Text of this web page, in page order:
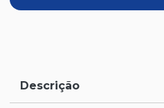
Descrição